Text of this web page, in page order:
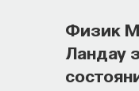
Физик
Ландау